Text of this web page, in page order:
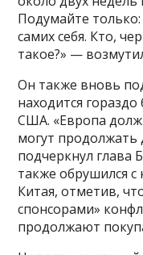
Подумайте
самих себя. Кто,
такое?» —
Он также вновь
находится
США. «Европа
могут
подчеркнул глава
также обрушился
Китая, отметив,
спонсорами»
продолжают